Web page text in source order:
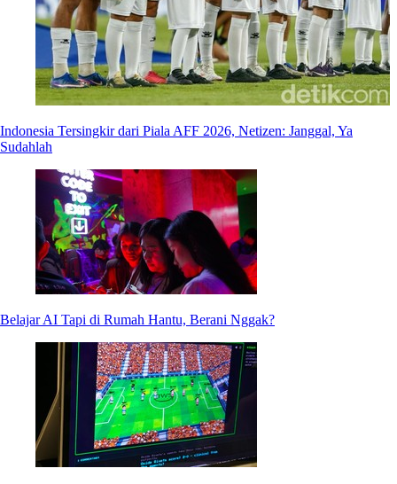
Indonesia Tersingkir dari Piala AFF 2026, Netizen: Janggal, Ya
Sudahlah
Belajar AI Tapi di Rumah Hantu, Berani Nggak?